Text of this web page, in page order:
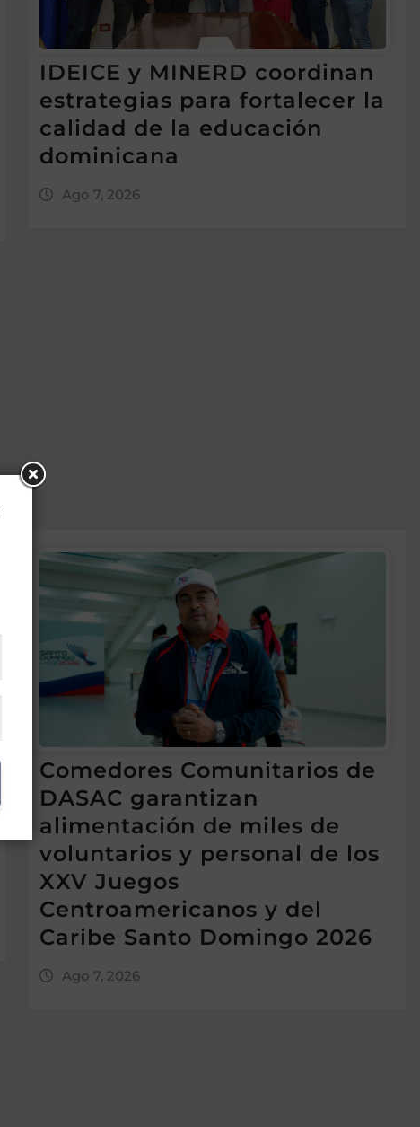
IDEICE y MINERD coordinan
estrategias para fortalecer la
calidad de la educación
dominicana
Ago 7, 2026
Comedores Comunitarios de
DASAC garantizan
alimentación de miles de
voluntarios y personal de los
XXV Juegos
Centroamericanos y del
Caribe Santo Domingo 2026
Ago 7, 2026